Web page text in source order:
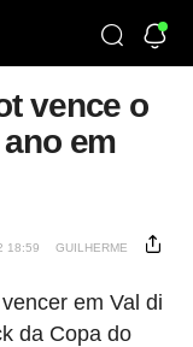
vence o
em
18:59 GUILHERME
em Val di
da Copa do